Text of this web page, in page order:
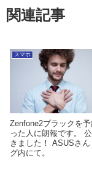
関連記事
スマホ
Zenfone2ブラックを
った人に朗報です。
きました！ ASUSさ
グ内にて。